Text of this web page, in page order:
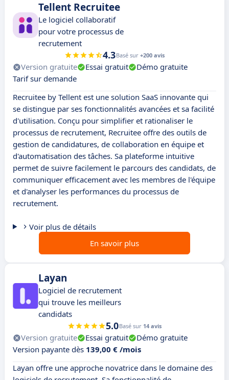
Tellent Recruitee
Le logiciel collaboratif
pour votre processus de
recrutement
4.3Basé sur +200 avis
Version gratuite Essai gratuit
Démo gratuite
Tarif sur demande
Recruitee by Tellent est une solution SaaS innovante qui
se distingue par ses fonctionnalités avancées et sa facilité
d'utilisation. Conçu pour simplifier et rationaliser le
processus de recrutement, Recruitee offre des outils de
gestion de candidatures, de collaboration en équipe et
d'automatisation des tâches. Sa plateforme intuitive
permet de suivre facilement le parcours des candidats, de
communiquer efficacement avec les membres de l'équipe
et d'analyser les performances du processus de
recrutement.
Voir plus de détails
En savoir plus
Layan
Logiciel de recrutement
qui trouve les meilleurs
candidats
5.0Basé sur 14 avis
Version gratuite Essai gratuit
Démo gratuite
Version payante dès 139,00 € /mois
Layan offre une approche novatrice dans le domaine des